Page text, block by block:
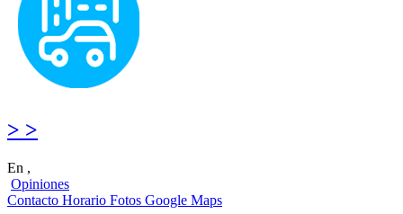
> >
En ,
Opiniones
Contacto Horario Fotos Google Maps